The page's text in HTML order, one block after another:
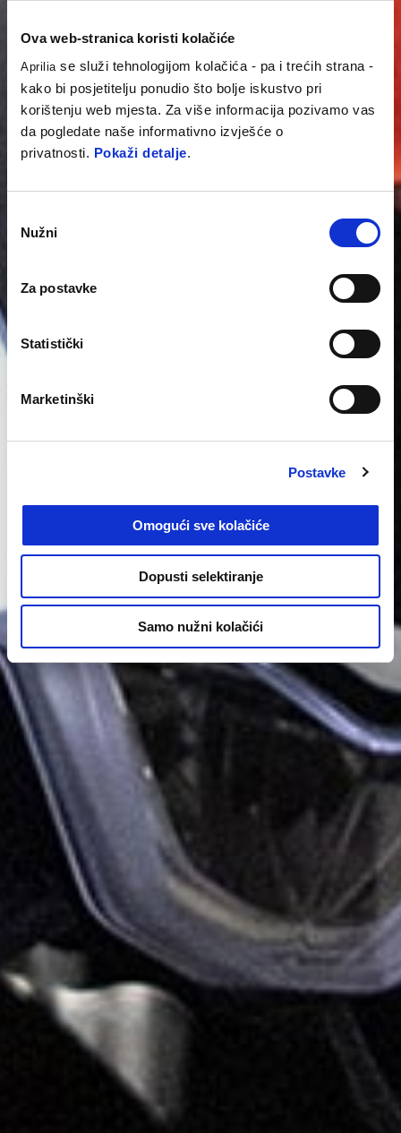
Ova web-stranica koristi kolačiće
Aprilia se služi tehnologijom kolačića - pa i trećih strana -
kako bi posjetitelju ponudio što bolje iskustvo pri
korištenju web mjesta. Za više informacija pozivamo vas
da pogledate naše informativno izvješće o
privatnosti. Pokaži detalje.
pristanka
Nužni
Za postavke
Statistički
Marketinški
Postavke
Omogući sve kolačiće
Dopusti selektiranje
Samo nužni kolačići